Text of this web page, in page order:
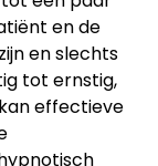
en de
en slechts
tot ernstig,
effectieve